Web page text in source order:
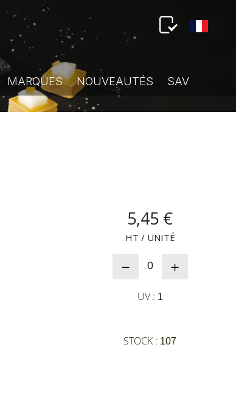
MARQUES NOUVEAUTÉS SAV
5,45 €
HT / UNITÉ
0
UV : 1
STOCK : 107